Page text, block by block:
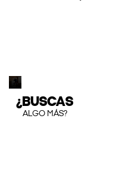
¿BUSCAS
ALGO MÁS?